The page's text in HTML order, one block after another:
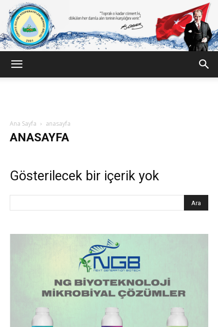
Ana Sayfa anasayfa
ANASAYFA
Gösterilecek bir içerik yok